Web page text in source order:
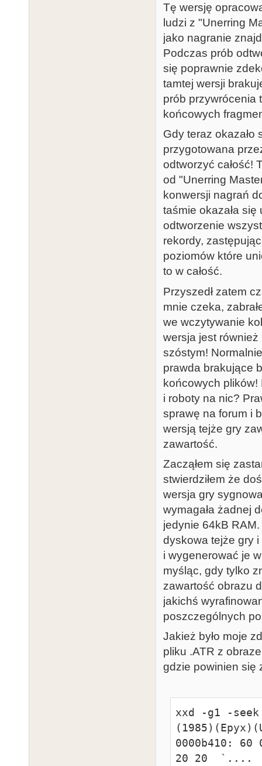
Tę wersję
ludzi z "Unerring
jako nagranie
Podczas prób
się poprawnie
tamtej wersji
prób przywrócenia
końcowych
Gdy teraz okazało
przygotowana
odtworzyć całość!
od "Unerring
konwersji nagrań
taśmie okazała
odtworzenie
rekordy,
poziomów które
to w całość.
Przyszedł zatem
mnie czeka,
we wczytywanie
wersja jest
szóstym!
prawda brakujące
końcowych plików!
i roboty na nic?
sprawę na forum i
wersją tejże gry
zawartość.
Zacząłem się
stwierdziłem że
wersja gry
wymagała żadnej
jedynie 64kB
dyskowa tejże gry i
i wygenerować je
myśląc, gdy tylko
zawartość obrazu
jakichś
poszczególnych
Jakież było moje
pliku .ATR z
gdzie powinien się
xxd -g1 -
0000b410:
20 20